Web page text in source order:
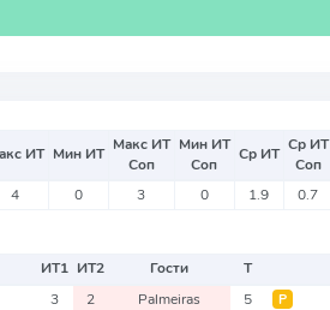
ИТ Мин ИТ Макс ИТ
Соп
Мин ИТ
Соп
Ср ИТ Ср ИТ
Соп
4 0 3 0 1.9 0.7
ИТ1 ИТ2 Гости Т
3 2 Palmeiras 5 Р